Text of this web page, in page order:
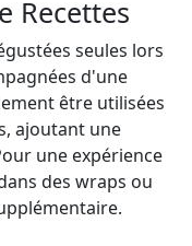
Recettes
seules lors
d'une
être utilisées
ajoutant une
une expérience
des wraps ou